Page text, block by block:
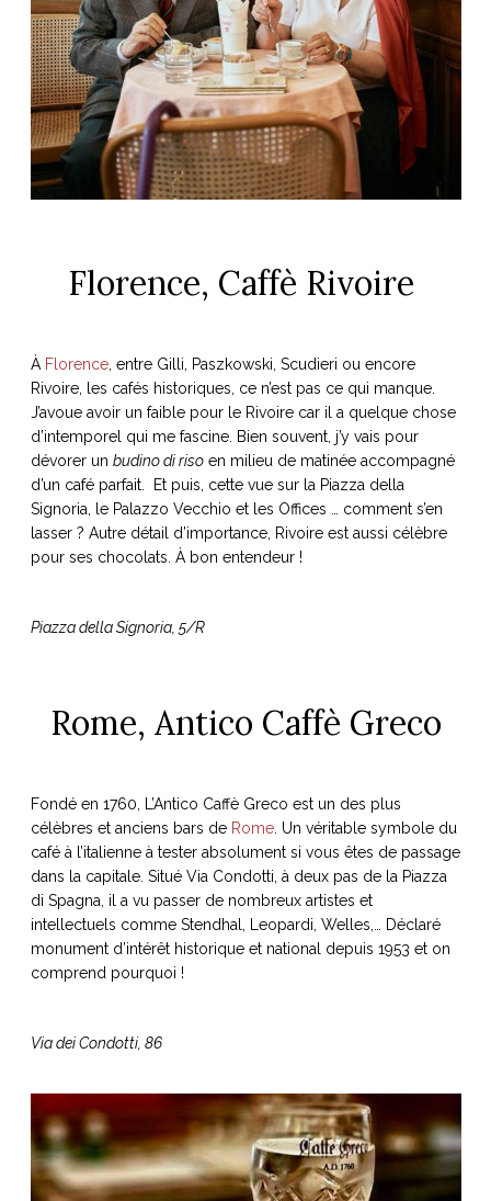
Florence, Caffè Rivoire
À Florence, entre Gilli, Paszkowski, Scudieri ou encore
Rivoire, les cafés historiques, ce n’est pas ce qui manque.
J’avoue avoir un faible pour le Rivoire car il a quelque chose
d’intemporel qui me fascine. Bien souvent, j’y vais pour
dévorer un budino di risoen milieu de matinée accompagné
d’un café parfait. Et puis, cette vue sur la Piazza della
Signoria, le Palazzo Vecchio et les Offices … comment s’en
lasser ? Autre détail d’importance, Rivoire est aussi célèbre
pour ses chocolats. À bon entendeur !
Piazza della Signoria, 5/R
Rome, Antico Caffè Greco
Fondé en 1760, L’Antico Caffè Greco est un des plus
célèbres et anciens bars de Rome. Un véritable symbole du
café à l’italienne à tester absolument si vous êtes de passage
dans la capitale. Situé Via Condotti, à deux pas de la Piazza
di Spagna, il a vu passer de nombreux artistes et
intellectuels comme Stendhal, Leopardi, Welles,… Déclaré
monument d’intérêt historique et national depuis 1953 et on
comprend pourquoi !
Via dei Condotti, 86